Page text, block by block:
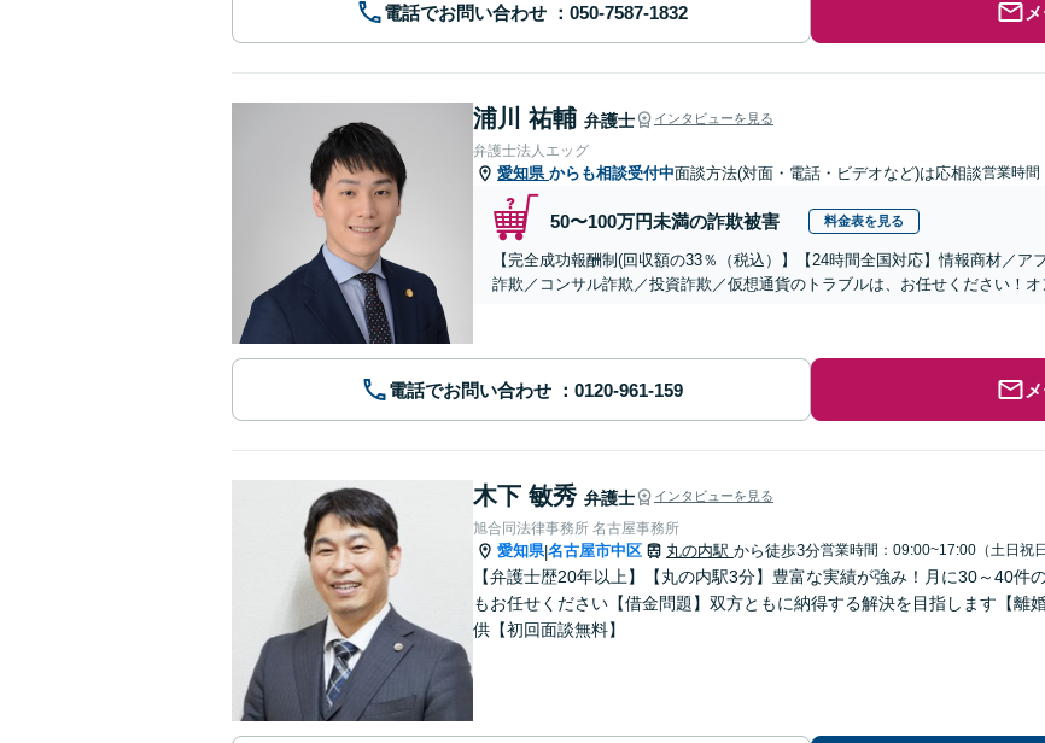
電話でお問い合わせ
浦川 祐輔 弁護士 インタビューを見る
弁護士法人エッグ
愛知県 からも相談受付中面談方法(対面・電話・ビデオなど)は応相談営業時間
50〜100万円未満の詐欺被害 料金表を見る
【完全成功報酬制(回収額の33％（税込）】【24時間全国対応】情報商材／ア
詐欺／コンサル詐欺／投資詐欺／仮想通貨のトラブルは、お任せください！オ
電話でお問い合わせ
木下 敏秀 弁護士 インタビューを見る
旭合同法律事務所 名古屋事務所
愛知県|名古屋市中区 丸の内駅 から徒歩3分営業時間：09:00~17:00（土日祝日
【弁護士歴20年以上】【丸の内駅3分】豊富な実績が強み！月に30～40件
もお任せください【借金問題】双方ともに納得する解決を目指します【離
供【初回面談無料】